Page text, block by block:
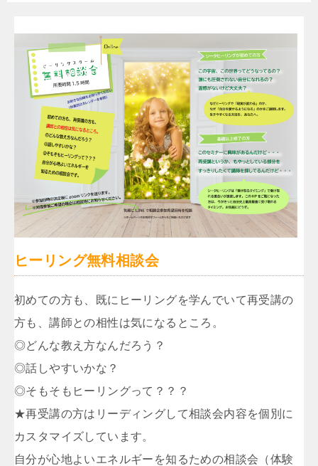
ヒーリング無料相談会
初めての方も、既にヒーリングを学んでいて再受講の
方も、講師との相性は気になるところ。
◎どんな教え方なんだろう？
◎話しやすいかな？
◎そもそもヒーリングって？？？
★再受講の方はリーディングして相談会内容を個別に
カスタマイズしています。
自分が心地よいエネルギーを知るための相談会（体験